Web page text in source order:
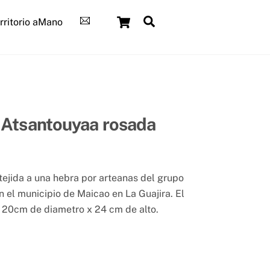
Cart
aMano
rosada
a una hebra por arteanas del grupo
municipio de Maicao en La Guajira. El
de diametro x 24 cm de alto.